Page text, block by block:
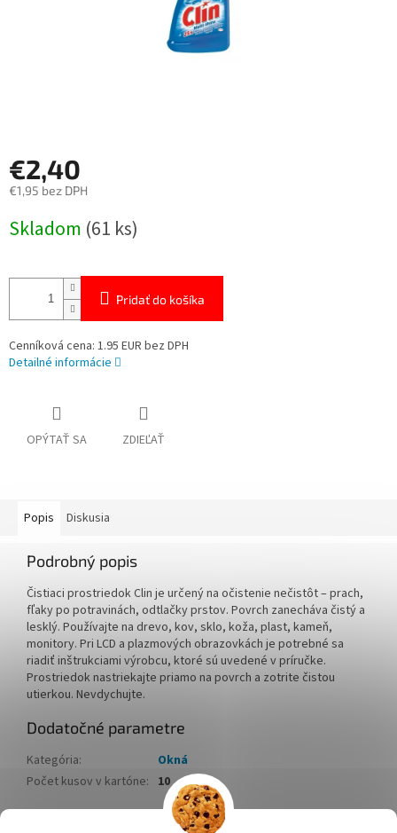
€2,40
€1,95 bez DPH
cena:
Skladom (61 ks)
Pridať do košíka
Cenníková cena: 1.95 EUR bez DPH
Detailné informácie
OPÝTAŤ SA ZDIEĽAŤ
Popis Diskusia
Podrobný popis
Čistiaci prostriedok Clin je určený na očistenie nečistôt – prach,
fľaky po potravinách, odtlačky prstov. Povrch zanecháva čistý a
lesklý. Používajte na drevo, kov, sklo, koža, plast, kameň,
monitory. Pri LCD a plazmových obrazovkách je potrebné sa
riadiť inštrukciami výrobcu, ktoré sú uvedené v príručke.
Prostriedok nastriekajte priamo na povrch a zotrite čistou
utierkou. Nevdychujte.
Dodatočné parametre
Kategória:
Okná
Počet kusov v kartóne: 10